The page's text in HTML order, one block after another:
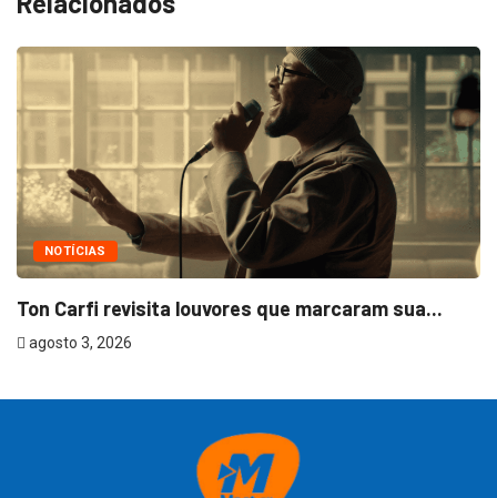
NOTÍCIAS
Ton Carfi revisita louvores que marcaram sua...
agosto 3, 2026